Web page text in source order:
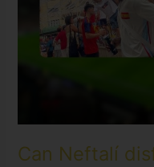
Can Neftalí